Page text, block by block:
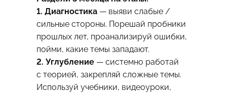
1. Диагностика — выяви слабые /
сильные стороны. Порешай пробники
прошлых лет, проанализируй ошибки,
пойми, какие темы западают.
2. Углубление — системно работай
с теорией, закрепляй сложные темы.
Используй учебники, видеоуроки,